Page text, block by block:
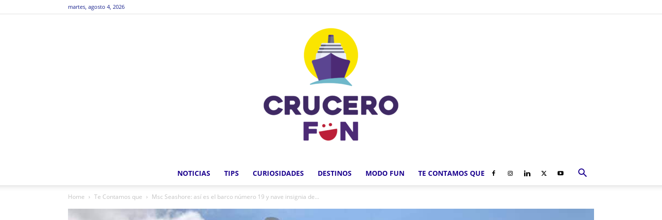
martes, agosto 4, 2026
NOTICIAS TIPS CURIOSIDADES DESTINOS MODO FUN TE CONTAMOS QUE
Home Te Contamos que Msc Seashore: así es el barco número 19 y nave insignia de...